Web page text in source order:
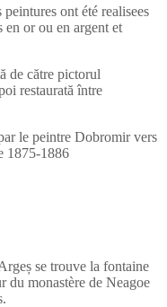
ont été realisees
or ou en argent et
le peintre Dobromir vers
1875-1886
se trouve la fontaine
du monastère de Neagoe